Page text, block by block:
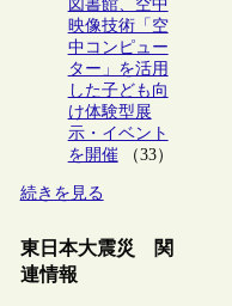
図書館、空中
映像技術「空
中コンピュー
ター」を活用
した子ども向
け体験型展
示・イベント
を開催（33）
続きを見る
東日本大震災 関
連情報